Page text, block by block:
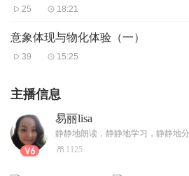
25 18:21
意象体现与物化体验（一）
39 15:25
主播信息
易丽lisa
1125